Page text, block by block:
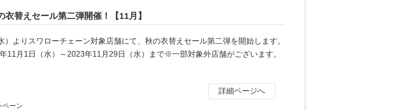
衣替えセール第二弾開催！【11月】
）よりスワローチェーン対象店舗にて、秋の衣替えセール第二弾を開始します。
11月1日（水）～2023年11月29日（水）まで※一部対象外店舗がございます。
詳細ページへ
ペーン